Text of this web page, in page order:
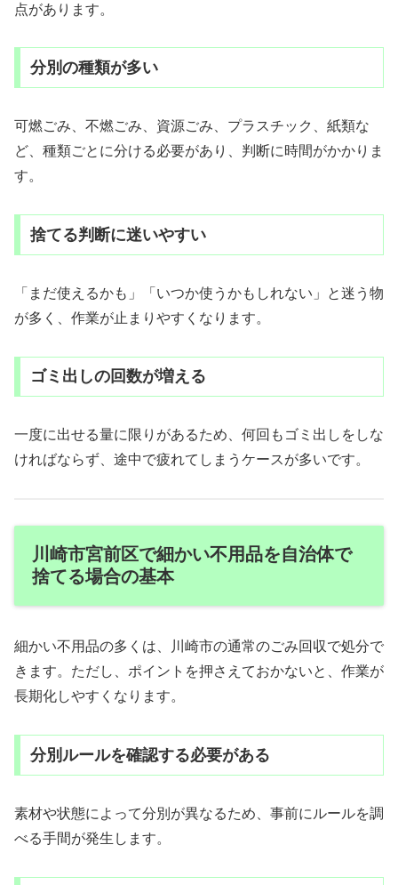
点があります。
分別の種類が多い
可燃ごみ、不燃ごみ、資源ごみ、プラスチック、紙類な
ど、種類ごとに分ける必要があり、判断に時間がかかりま
す。
捨てる判断に迷いやすい
「まだ使えるかも」「いつか使うかもしれない」と迷う物
が多く、作業が止まりやすくなります。
ゴミ出しの回数が増える
一度に出せる量に限りがあるため、何回もゴミ出しをしな
ければならず、途中で疲れてしまうケースが多いです。
川崎市宮前区で細かい不用品を自治体で
捨てる場合の基本
細かい不用品の多くは、川崎市の通常のごみ回収で処分で
きます。ただし、ポイントを押さえておかないと、作業が
長期化しやすくなります。
分別ルールを確認する必要がある
素材や状態によって分別が異なるため、事前にルールを調
べる手間が発生します。